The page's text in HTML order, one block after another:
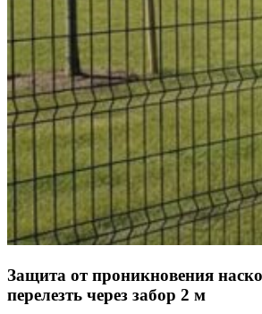
Защита от проникновения
перелезть через забор 2 м